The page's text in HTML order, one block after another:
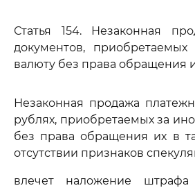
Статья 154. Незаконная
документов,
валюту без права обращения
Незаконная продажа
рублях, приобретаемых за
без права обращения их в
отсутствии признаков
влечет наложение